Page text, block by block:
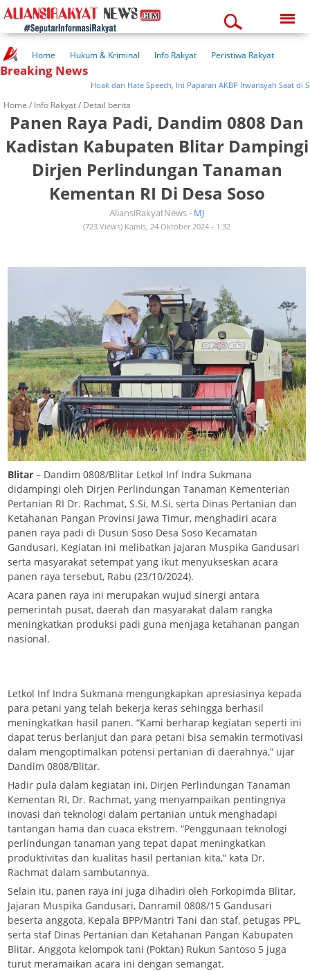
12:21:58 pm
Home Hukum & Kriminal Info Rakyat
Peristiwa Rakyat
Kuliner Rakyat
Wisata Rakyat
Kesehatan
Breaking News
Hoak dan Hate Speech, Ini Paparan AKBP Irwansyah Saat di
Home / Info Rakyat/ Detail berita
Panen Raya Padi, Dandim 0808 Dan
Kadistan Kabupaten Blitar Dampingi
Dirjen Perlindungan Tanaman
Kementan RI Di Desa Soso
AliansiRakyatNews - MJ
(723 Views) Kamis, 24 Oktober 2024 - 1:32
Blitar – Dandim 0808/Blitar Letkol Inf Indra Sukmana
didampingi oleh Dirjen Perlindungan Tanaman Kementerian
Pertanian RI Dr. Rachmat, S.Si, M.Si, serta Dinas Pertanian dan
Ketahanan Pangan Provinsi Jawa Timur, menghadiri acara
panen raya padi di Dusun Soso Desa Soso Kecamatan
Gandusari, Kegiatan ini melibatkan jajaran Muspika Gandusari
serta masyarakat setempat yang ikut menyukseskan acara
panen raya tersebut, Rabu (23/10/2024).
Acara panen raya ini merupakan wujud sinergi antara
pemerintah pusat, daerah dan masyarakat dalam rangka
meningkatkan produksi padi guna menjaga ketahanan pangan
nasional.
Letkol Inf Indra Sukmana mengungkapkan apresiasinya kepada
para petani yang telah bekerja keras sehingga berhasil
meningkatkan hasil panen. “Kami berharap kegiatan seperti ini
dapat terus berlanjut dan para petani bisa semakin termotivasi
dalam mengoptimalkan potensi pertanian di daerahnya,” ujar
Dandim 0808/Blitar.
Hadir pula dalam kegiatan ini, Dirjen Perlindungan Tanaman
Kementan RI, Dr. Rachmat, yang menyampaikan pentingnya
inovasi dan teknologi dalam pertanian untuk menghadapi
tantangan hama dan cuaca ekstrem. “Penggunaan teknologi
perlindungan tanaman yang tepat dapat meningkatkan
produktivitas dan kualitas hasil pertanian kita,” kata Dr.
Rachmat dalam sambutannya.
Selain itu, panen raya ini juga dihadiri oleh Forkopimda Blitar,
Jajaran Muspika Gandusari, Danramil 0808/15 Gandusari
beserta anggota, Kepala BPP/Mantri Tani dan staf, petugas PPL,
serta staf Dinas Pertanian dan Ketahanan Pangan Kabupaten
Blitar. Anggota kelompok tani (Poktan) Rukun Santoso 5 juga
turut meramaikan acara ini dengan semangat.